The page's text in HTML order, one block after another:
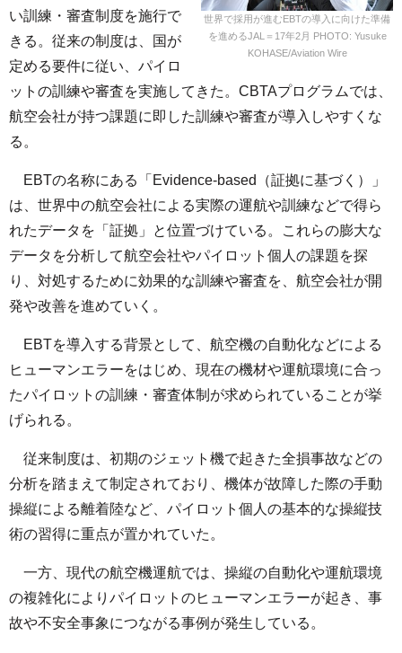
世界で採用が進むEBTの導入に向けた準備
を進めるJAL＝17年2月 PHOTO: Yusuke
KOHASE/Aviation Wire
い訓練・審査制度を施行で
きる。従来の制度は、国が
定める要件に従い、パイロ
ットの訓練や審査を実施してきた。CBTAプログラムでは、
航空会社が持つ課題に即した訓練や審査が導入しやすくな
る。
EBTの名称にある「Evidence-based（証拠に基づく）」
は、世界中の航空会社による実際の運航や訓練などで得ら
れたデータを「証拠」と位置づけている。これらの膨大な
データを分析して航空会社やパイロット個人の課題を探
り、対処するために効果的な訓練や審査を、航空会社が開
発や改善を進めていく。
EBTを導入する背景として、航空機の自動化などによる
ヒューマンエラーをはじめ、現在の機材や運航環境に合っ
たパイロットの訓練・審査体制が求められていることが挙
げられる。
従来制度は、初期のジェット機で起きた全損事故などの
分析を踏まえて制定されており、機体が故障した際の手動
操縦による離着陸など、パイロット個人の基本的な操縦技
術の習得に重点が置かれていた。
一方、現代の航空機運航では、操縦の自動化や運航環境
の複雑化によりパイロットのヒューマンエラーが起き、事
故や不安全事象につながる事例が発生している。